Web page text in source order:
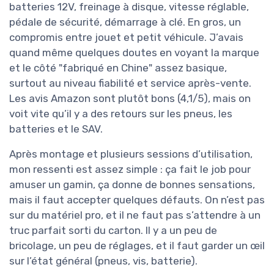
batteries 12V, freinage à disque, vitesse réglable,
pédale de sécurité, démarrage à clé. En gros, un
compromis entre jouet et petit véhicule. J’avais
quand même quelques doutes en voyant la marque
et le côté "fabriqué en Chine" assez basique,
surtout au niveau fiabilité et service après-vente.
Les avis Amazon sont plutôt bons (4,1/5), mais on
voit vite qu’il y a des retours sur les pneus, les
batteries et le SAV.
Après montage et plusieurs sessions d’utilisation,
mon ressenti est assez simple : ça fait le job pour
amuser un gamin, ça donne de bonnes sensations,
mais il faut accepter quelques défauts. On n’est pas
sur du matériel pro, et il ne faut pas s’attendre à un
truc parfait sorti du carton. Il y a un peu de
bricolage, un peu de réglages, et il faut garder un œil
sur l’état général (pneus, vis, batterie).